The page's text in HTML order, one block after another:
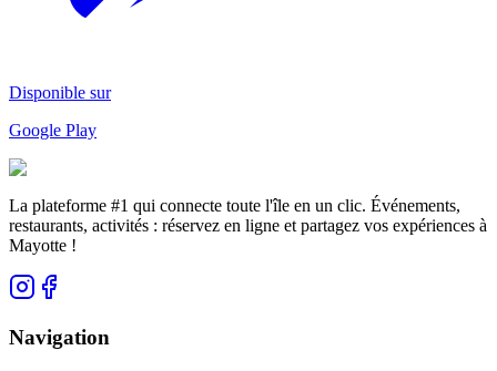
Disponible sur
Google Play
La plateforme #1 qui connecte toute l'île en un clic. Événements,
restaurants, activités : réservez en ligne et partagez vos expériences à
Mayotte !
Navigation